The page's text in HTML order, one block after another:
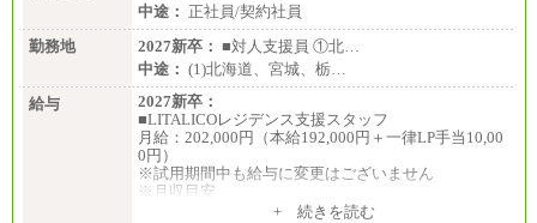
中途： 正社員/契約社員
勤務地
2027新卒： ■対人支援員 ①北…
中途： (1)北海道、宮城、栃…
給与
2027新卒：
■LITALICOレジデンス支援スタッフ
月給：202,000円（本給192,000円＋一律LP手当10,00
0円）
※試用期間中も給与に変更はございません
※月収目安
+ 続きを読む